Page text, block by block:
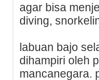
agar bisa
diving,
labuan bajo
dihampiri oleһ
mancanegara.